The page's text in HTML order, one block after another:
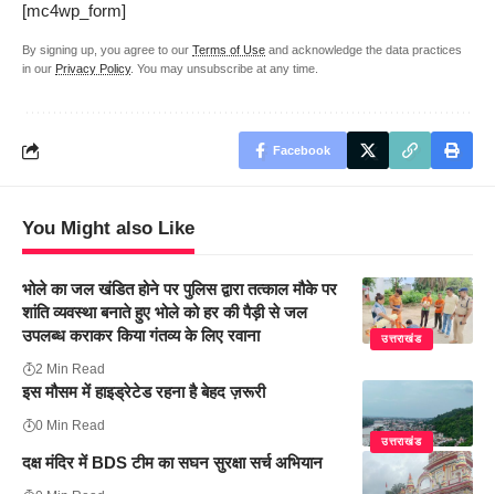
[mc4wp_form]
By signing up, you agree to our Terms of Use and acknowledge the data practices
in our Privacy Policy. You may unsubscribe at any time.
Facebook
You Might also Like
उत्तराखंड
भोले का जल खंडित होने पर पुलिस द्वारा तत्काल मौके पर
शांति व्यवस्था बनाते हुए भोले को हर की पैड़ी से जल
उपलब्ध कराकर किया गंतव्य के लिए रवाना
2 Min Read
उत्तराखंड
इस मौसम में हाइड्रेटेड रहना है बेहद ज़रूरी
0 Min Read
दक्ष मंदिर में BDS टीम का सघन सुरक्षा सर्च अभियान